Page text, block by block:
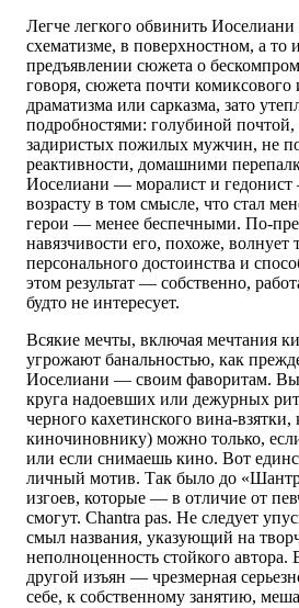
Легче легкого обвинить Иоселиани
схематизме, в поверхностном, а то
предъявлении сюжета о
говоря, сюжета почти
драматизма или сарказма, зато
подробностями: голубиной
задиристых пожилых мужчин, не
реактивности, домашними
Иоселиани — моралист и гедонист
возрасту в том смысле, что стал
герои — менее беспечными. По-
навязчивости его, похоже, волнует
персонального достоинства и
этом результат — собственно,
будто не интересует.
Всякие мечты, включая мечтания
угрожают банальностью, как
Иоселиани — своим фаворитам.
круга надоевших или дежурных
черного кахетинского вина-
киночиновнику) можно только,
или если снимаешь кино. Вот
личный мотив. Так было до
изгоев, которые — в отличие от
смогут. Сhantra pas. Не следует
смыл названия, указующий на
неполноценность стойкого
другой изъян — чрезмерная
себе, к собственному занятию,